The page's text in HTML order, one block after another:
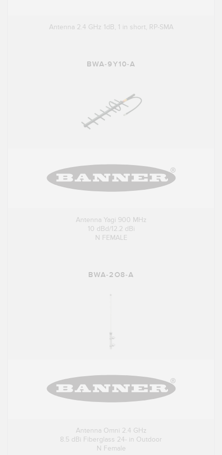
Antenna 2.4 GHz 1dB, 1 in short, RP-SMA
BWA-9Y10-A
Antenna Yagi 900 MHz
10 dBd/12.2 dBi
N FEMALE
BWA-2O8-A
Antenna Omni 2.4 GHz
8.5 dBi Fiberglass 24- in Outdoor
N Female